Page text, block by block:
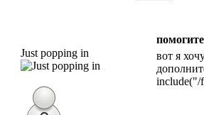
Just popping in
вот я
include("/